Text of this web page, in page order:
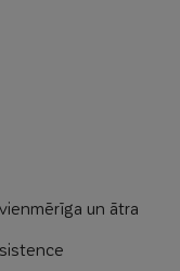
un ātra